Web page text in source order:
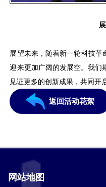
展望未来，随着新一轮科技
迎来更加广阔的发展空。我们
见证更多的创新成果，共同开
返回活动花絮
网站地图